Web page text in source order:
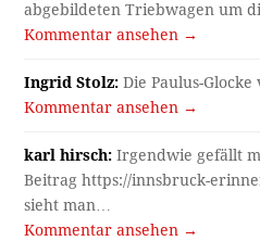
abgebildeten Triebwagen um
Kommentar ansehen →
Ingrid Stolz: Die Paulus-Glocke
Kommentar ansehen →
karl hirsch: Irgendwie gefällt
Beitrag https://innsbruck-
sieht man…
Kommentar ansehen →